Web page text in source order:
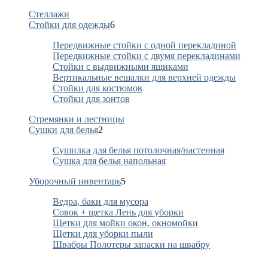
Стеллажи
Стойки для одежды6
Передвижные стойки с одной перекладиной
Передвижные стойки с двумя перекладинами
Стойки с выдвижными ящиками
Вертикальные вешалки для верхней одежды
Стойки для костюмов
Стойки для зонтов
Стремянки и лестницы
Сушки для белья2
Сушилка для белья потолочная/настенная
Сушка для белья напольная
Уборочный инвентарь5
Ведра, баки для мусора
Совок + щетка Лень для уборки
Щетки для мойки окон, окномойки
Щетки для уборки пыли
Швабры Полотеры запаски на швабру